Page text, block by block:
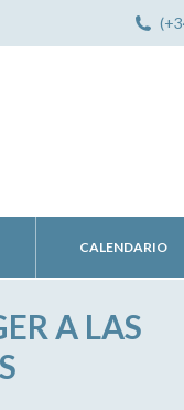
CALENDARIO
A LAS